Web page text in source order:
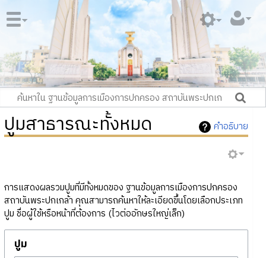
คำอธิบาย
ปูมสาธารณะทั้งหมด
การแสดงผลรวมปูมที่มีทั้งหมดของ ฐานข้อมูลการเมืองการปกครอง
สถาบันพระปกเกล้า คุณสามารถค้นหาให้ละเอียดขึ้นโดยเลือกประเภท
ปูม ชื่อผู้ใช้หรือหน้าที่ต้องการ (ไวต่ออักษรใหญ่เล็ก)
ปูม